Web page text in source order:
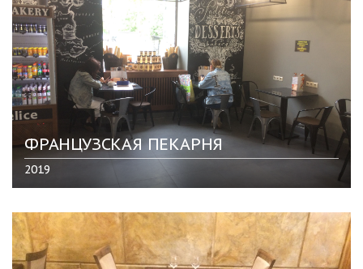
ФРАНЦУЗСКАЯ ПЕКАРНЯ
2019